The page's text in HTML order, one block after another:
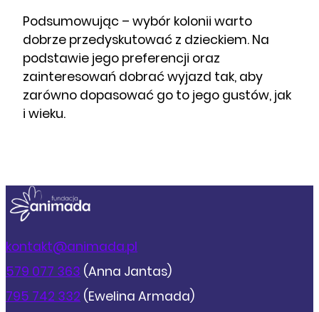
Podsumowując – wybór kolonii warto
dobrze przedyskutować z dzieckiem. Na
podstawie jego preferencji oraz
zainteresowań dobrać wyjazd tak, aby
zarówno dopasować go to jego gustów, jak
i wieku.
kontakt@animada.pl
579 077 363 (Anna Jantas)
795 742 332 (Ewelina Armada)